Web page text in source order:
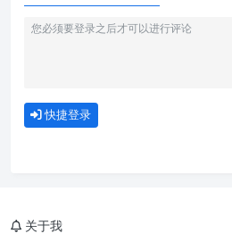
快捷登录
关于我